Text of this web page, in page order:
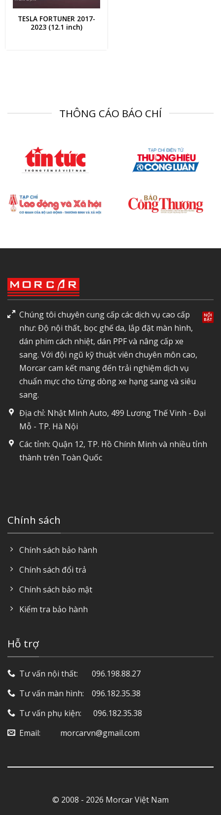
TESLA FORTUNER 2017-
2023 (12.1 inch)
THÔNG CÁO BÁO CHÍ
Chúng tôi chuyên cung cấp các dịch vụ cao cấp
như: Độ nội thất, bọc ghế da, lắp đặt màn hình,
dán phim cách nhiệt, dán PPF và nâng cấp xe
sang. Với đội ngũ kỹ thuật viên chuyên môn cao,
Morcar cam kết mang đến trải nghiệm dịch vụ
chuẩn mực cho từng dòng xe hạng sang và siêu
sang.
Địa chỉ: Nhật Minh Auto, 499 Lương Thế Vinh - Đại
Mỗ - TP. Hà Nội
Các tỉnh: Quận 12, TP. Hồ Chính Minh và nhiều tỉnh
thành trên Toàn Quốc
Chính sách
Chính sách bảo hành
Chính sách đổi trả
Chính sách bảo mật
Kiểm tra bảo hành
Hỗ trợ
Tư vấn nội thất: ‎ ‎ ‎ ‎ ‎ ‎ 096.198.88.27
Tư vấn màn hình: ‎ ‎ ‎ 096.182.35.38
Tư vấn phụ kiện: ‎ ‎ ‎ ‎‎ ‎ 096.182.35.38
Email: ‎ ‎ ‎ ‎ ‎ ‎ ‎ ‎ ‎ morcarvn@gmail.com
© 2008 - 2026 Morcar Việt Nam